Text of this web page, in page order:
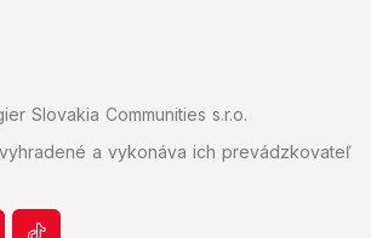
Slovakia Communities s.r.o.
a vykonáva ich prevádzkovateľ